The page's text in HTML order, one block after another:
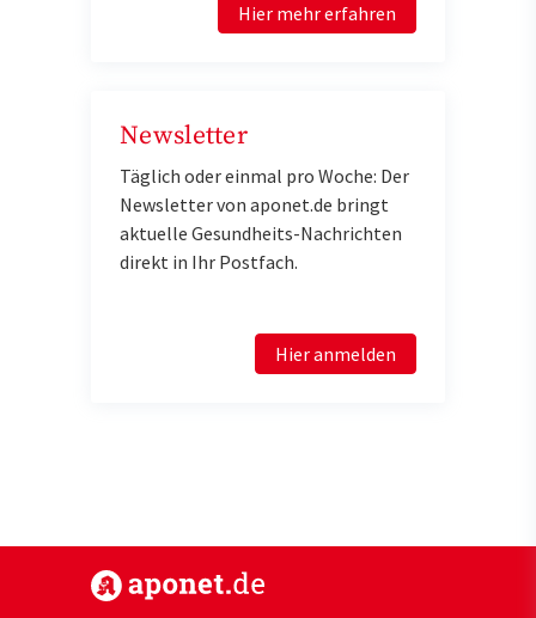
Hier mehr erfahren
Newsletter
Täglich oder einmal pro Woche: Der
Newsletter von aponet.de bringt
aktuelle Gesundheits-Nachrichten
direkt in Ihr Postfach.
Hier anmelden